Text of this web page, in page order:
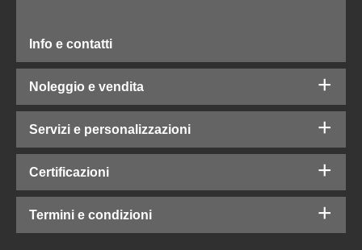
Info e contatti
Noleggio e vendita
Servizi e personalizzazioni
Certificazioni
Termini e condizioni